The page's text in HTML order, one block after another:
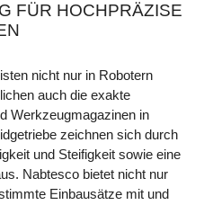
FÜR HOCHPRÄZISE
nicht nur in Robotern
auch die exakte
Werkzeugmagazinen in
zeichnen sich durch
und Steifigkeit sowie eine
Nabtesco bietet nicht nur
Einbausätze mit und